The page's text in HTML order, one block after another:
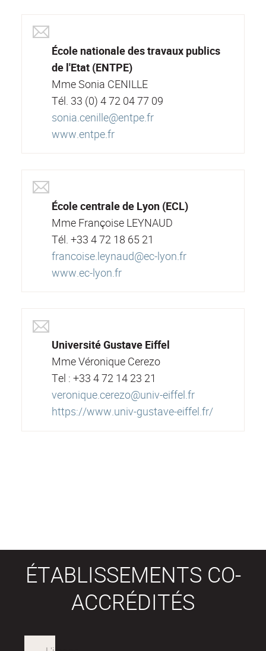
École nationale des travaux publics
de l'Etat (ENTPE)
Mme Sonia CENILLE
Tél. 33 (0) 4 72 04 77 09
sonia.cenille@entpe.fr
www.entpe.fr
École centrale de Lyon (ECL)
Mme Françoise LEYNAUD
Tél. +33 4 72 18 65 21
francoise.leynaud@ec-lyon.fr
www.ec-lyon.fr
Université Gustave Eiffel
Mme Véronique Cerezo
Tel : +33 4 72 14 23 21
veronique.cerezo@univ-eiffel.fr
https://www.univ-gustave-eiffel.fr/
ÉTABLISSEMENTS CO-
ACCRÉDITÉS